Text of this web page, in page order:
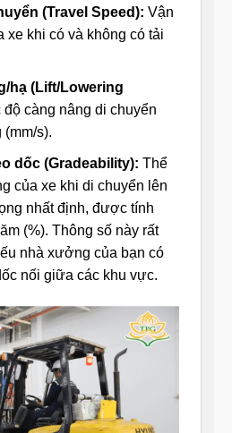
(Travel Speed): Vận
xe khi có và không có tải
hạ (Lift/Lowering
độ càng nâng di chuyển
(mm/s).
dốc (Gradeability): Thể
của xe khi di chuyển lên
nhất định, được tính
(%). Thông số này rất
nhà xưởng của bạn có
nối giữa các khu vực.